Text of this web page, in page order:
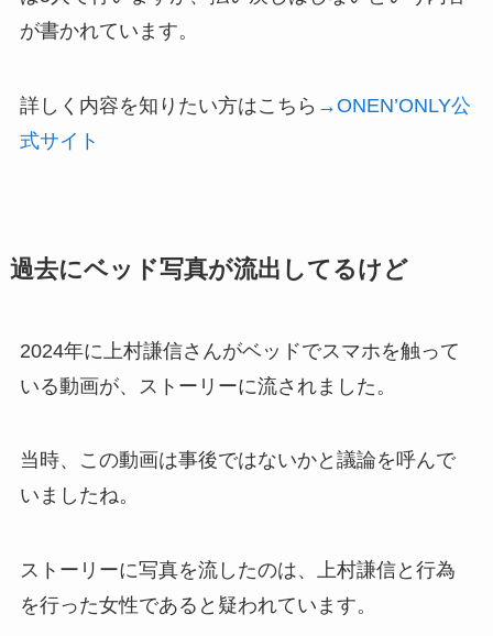
が書かれています。
詳しく内容を知りたい方はこちら →ONEN’ONLY公
式サイト
過去にベッド写真が流出してるけど
2024年に上村謙信さんがベッドでスマホを触って
いる動画が、ストーリーに流されました。
当時、この動画は事後ではないかと議論を呼んで
いましたね。
ストーリーに写真を流したのは、上村謙信と行為
を行った女性であると疑われています。